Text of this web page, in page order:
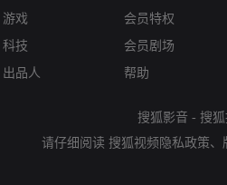
游戏
科技
出品人
会员特权
会员剧场
帮助
搜狐影音 - 搜
请仔细阅读 搜狐视频隐私政策、